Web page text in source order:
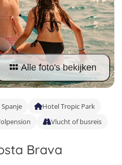
en wij doen de rest.
Alle foto's bekijken
Hotel Tropic Park
Vlucht of busreis
Brava